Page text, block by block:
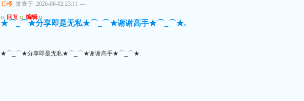
15楼 发表于: 2026-06-02 23:11 ---
u 回复 u 编辑 u
★⌒_⌒★分享即是无私★⌒_⌒★谢谢高手★⌒_⌒★.
★⌒_⌒★分享即是无私★⌒_⌒★谢谢高手★⌒_⌒★.